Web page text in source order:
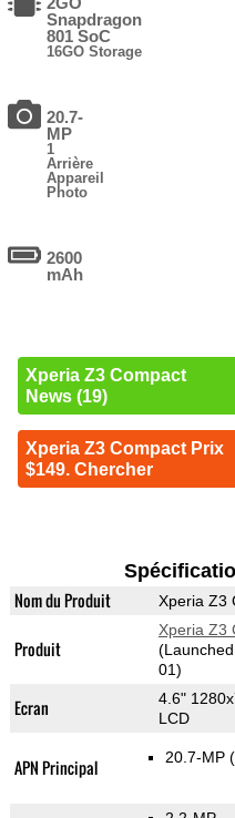
Snapdragon
801 SoC
16GO Storage
20.7-
MP
1
Arrière
Appareil
Photo
2600
mAh
Xperia Z3 Compact
News (19)
Xperia Z3 Compact Prix
$149. Chercher
Nom du Produit Xperia Z3
Produit
Xperia Z3
01)
Ecran
4.6"
LCD
APN Principal 20.7-MP